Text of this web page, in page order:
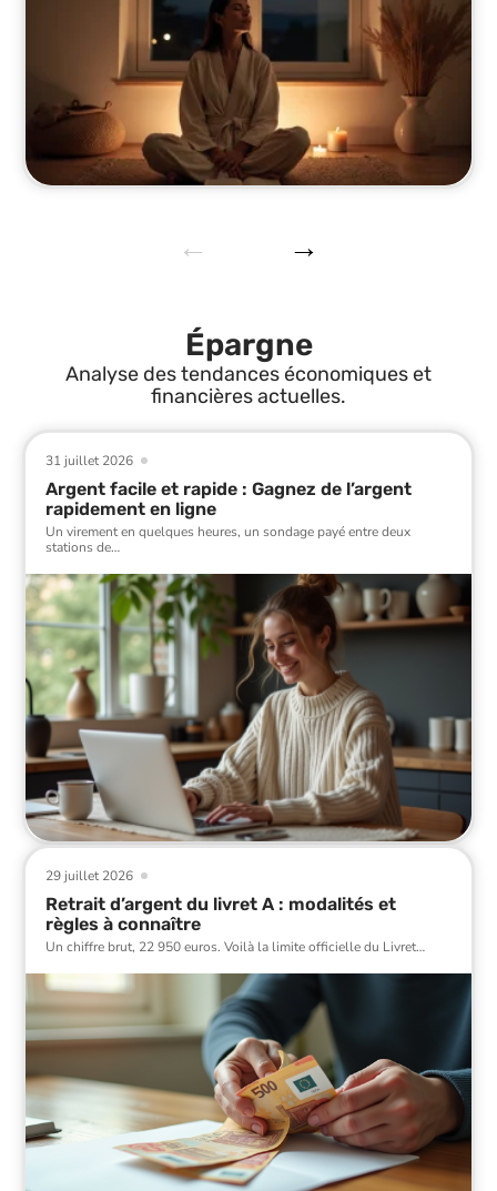
Épargne
Analyse des tendances économiques et
financières actuelles.
31 juillet 2026
Argent facile et rapide : Gagnez de l’argent
rapidement en ligne
Un virement en quelques heures, un sondage payé entre deux
stations de…
29 juillet 2026
Retrait d’argent du livret A : modalités et
règles à connaître
Un chiffre brut, 22 950 euros. Voilà la limite officielle du Livret…